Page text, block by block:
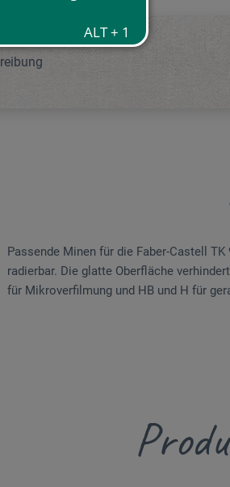
Passende Minen für die Faber-Castell
radierbar. Die glatte Oberfläche
für Mikroverfilmung und HB und H für